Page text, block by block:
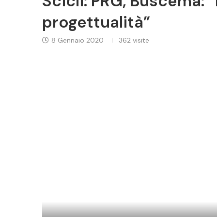
progettualità”
8 Gennaio 2020 362 visite